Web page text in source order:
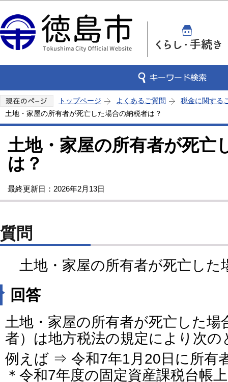
トップページ よくあるご質問
税金に関する
土地・家屋の所有者が死亡した場合の納税者は？
土地・家屋の所有者が死亡
は？
最終更新日：2026年2月13日
質問
土地・家屋の所有者が死亡した
回答
土地・家屋の所有者が死亡した場
者）は地方税法の規定により次
例えば ⇒ 令和7年1月20日に所有
＊令和7年度の固定資産課税台帳